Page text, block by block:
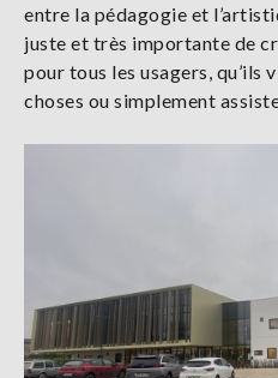
entre la pédagogie et
juste et très importante de
pour tous les usagers, qu’ils
choses ou simplement